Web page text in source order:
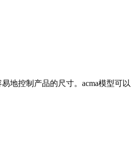
控制产品的尺寸。acma模型可